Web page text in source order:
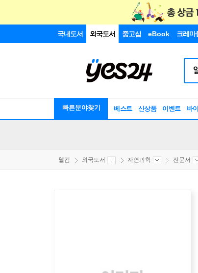
국내도서 외국도서 중고샵 eBook 크레마
빠른분야찾기 베스트 신상품 이벤트 바
웰컴 외국도서 자연과학 전문서